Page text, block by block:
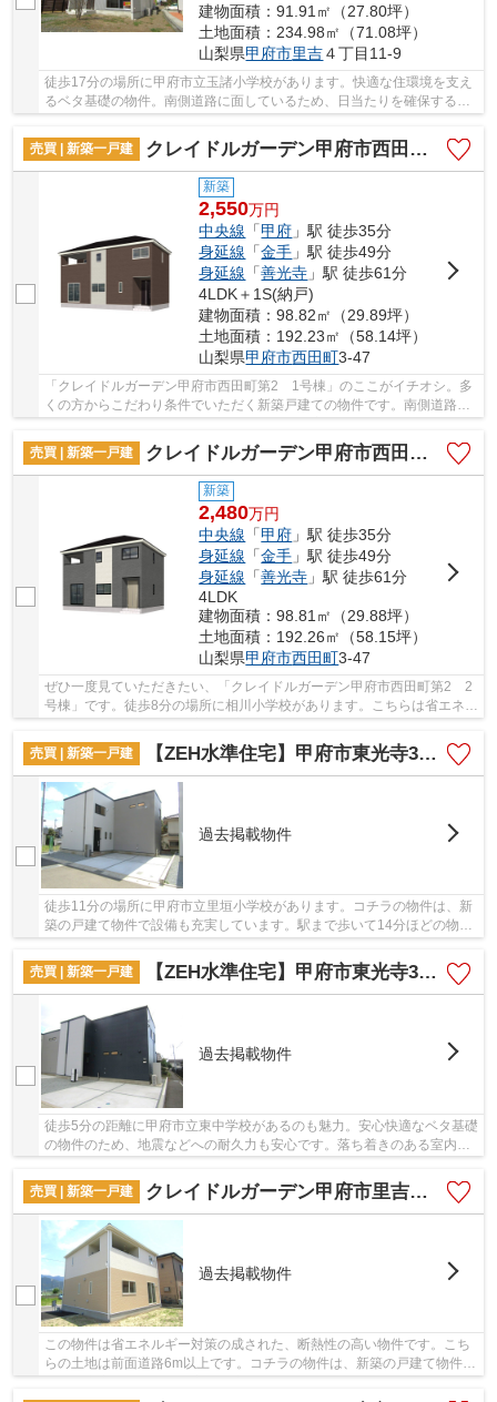
建物面積：91.91㎡（27.80坪）
土地面積：234.98㎡（71.08坪）
山梨県甲府市里吉４丁目11-9
徒歩17分の場所に甲府市立玉諸小学校があります。快適な住環境を支え
るベタ基礎の物件。南側道路に面しているため、日当たりを確保する事
売買 | 新築一戸建
クレイドルガーデン甲府市西田町第2 1号棟
新築
2,550万円
中央線 「甲府 」駅 徒歩35分
身延線 「金手 」駅 徒歩49分
身延線 「善光寺 」駅 徒歩61分
4LDK＋1S(納戸)
建物面積：98.82㎡（29.89坪）
土地面積：192.23㎡（58.14坪）
山梨県甲府市西田町3-47
「クレイドルガーデン甲府市西田町第2 1号棟」のここがイチオシ。多
くの方からこだわり条件でいただく新築戸建ての物件です。南側道路に
接している物件なので日当たりがいいです。室...
売買 | 新築一戸建
クレイドルガーデン甲府市西田町第2 2号棟
新築
2,480万円
中央線 「甲府 」駅 徒歩35分
身延線 「金手 」駅 徒歩49分
身延線 「善光寺 」駅 徒歩61分
4LDK
建物面積：98.81㎡（29.88坪）
土地面積：192.26㎡（58.15坪）
山梨県甲府市西田町3-47
ぜひ一度見ていただきたい、「クレイドルガーデン甲府市西田町第2 2
号棟」です。徒歩8分の場所に相川小学校があります。こちらは省エネ対
策にもご利用頂けます。室内環境まで左右する...
売買 | 新築一戸建
【ZEH水準住宅】甲府市東光寺3丁目A棟
過去掲載物件
徒歩11分の場所に甲府市立里垣小学校があります。コチラの物件は、新
築の戸建て物件で設備も充実しています。駅まで歩いて14分ほどの物件
です。室内環境を左右する基礎も、ベタ基礎と...
売買 | 新築一戸建
【ZEH水準住宅】甲府市東光寺3丁目B棟
過去掲載物件
徒歩5分の距離に甲府市立東中学校があるのも魅力。安心快適なベタ基礎
の物件のため、地震などへの耐久力も安心です。落ち着きのある室内
売買 | 新築一戸建
クレイドルガーデン甲府市里吉第6 2号棟
過去掲載物件
この物件は省エネルギー対策の成された、断熱性の高い物件です。こち
らの土地は前面道路6m以上です。コチラの物件は、新築の戸建て物件で